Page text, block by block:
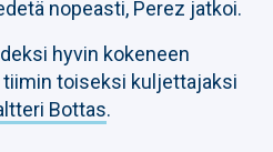
nopeasti, Perez jatkoi.
hyvin kokeneen
toiseksi kuljettajaksi
Bottas.